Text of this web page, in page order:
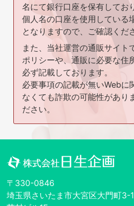
名にて銀行口座を保有してお
個人名の口座を使用している
となりますので、ご確認くだ
また、当社運営の通販サイト
ポリシーや、通販に必要な住
必ず記載しております。
必要事項の記載が無いWebに
なくても詐欺の可能性があり
ださい。
〒330-0846
埼玉県さいたま市大宮区大門町3-